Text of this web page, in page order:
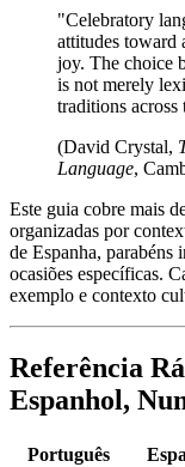
"Celebratory
attitudes toward
joy. The choice
is not merely
traditions
(David Crystal,
Language,
Este guia cobre mais
organizadas por
de Espanha, parabéns
ocasiões específicas.
exemplo e contexto
Referência
Espanhol,
Português